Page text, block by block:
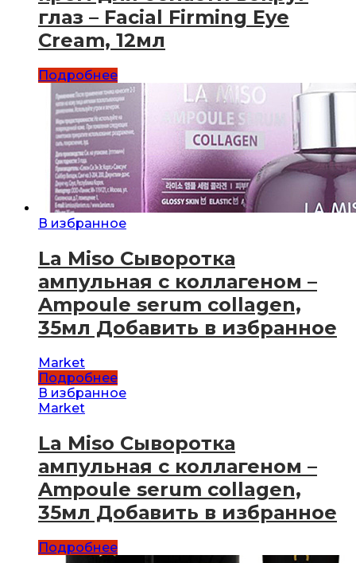
глаз – Facial Firming Eye
Cream, 12мл
Подробнее
В избранное
La Miso Сыворотка
ампульная с коллагеном –
Ampoule serum collagen,
35мл Добавить в избранное
Market
Подробнее
В избранное
Market
La Miso Сыворотка
ампульная с коллагеном –
Ampoule serum collagen,
35мл Добавить в избранное
Подробнее